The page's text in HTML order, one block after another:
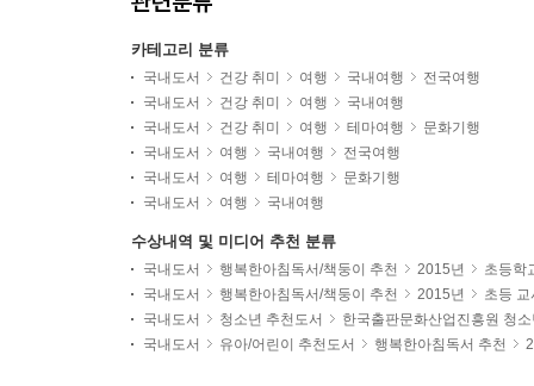
카테고리 분류
국내도서 건강 취미 여행 국내여행
전국여행
국내도서
건강 취미 여행
국내여행
국내도서
건강 취미 여행 테마여행
문화기행
국내도서
여행 국내여행
전국여행
국내도서
여행 테마여행
문화기행
국내도서
여행 국내여행
수상내역 및 미디어 추천 분류
국내도서 행복한아침독서/책둥이 추천 2015년
초등학
국내도서
행복한아침독서/책둥이 추천 2015년
초등 교
국내도서
청소년 추천도서
한국출판문화산업진흥원 청
국내도서
유아/어린이 추천도서 행복한아침독서 추천